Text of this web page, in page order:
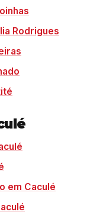
Rodrigues
em Caculé